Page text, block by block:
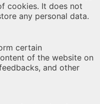
cookies. It does not
any personal data.
certain
of the website on
and other